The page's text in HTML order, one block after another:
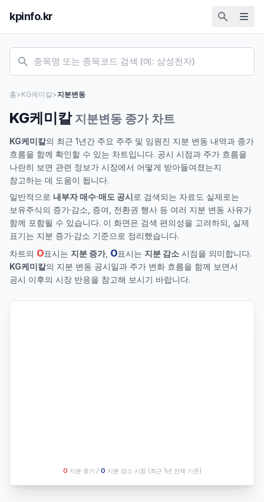
kpinfo.kr
홈>KG케미칼>지분변동
KG케미칼 지분변동 종가 차트
KG케미칼의 최근 1년간 주요 주주 및 임원진 지분 변동 내역과 종가
흐름을 함께 확인할 수 있는 차트입니다. 공시 시점과 주가 흐름을
나란히 보면 관련 정보가 시장에서 어떻게 받아들여졌는지
참고하는 데 도움이 됩니다.
일반적으로 내부자 매수·매도 공시로 검색되는 자료도 실제로는
보유주식의 증가·감소, 증여, 전환권 행사 등 여러 지분 변동 사유가
함께 포함될 수 있습니다. 이 화면은 검색 편의성을 고려하되, 실제
표기는 지분 증가·감소 기준으로 정리했습니다.
차트의 O표시는 지분 증가, O표시는 지분 감소 시점을 의미합니다.
KG케미칼의 지분 변동 공시일과 주가 변화 흐름을 함께 보면서
공시 이후의 시장 반응을 참고해 보시기 바랍니다.
O 지분 증가 / O 지분 감소 시점 (최근 1년 전체 기준)